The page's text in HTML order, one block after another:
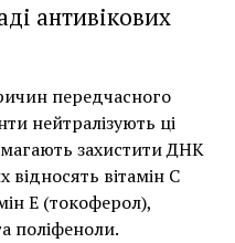
антивікових
передчасного
нейтралізують ці
захистити ДНК
вітамін С
Е (токоферол),
поліфеноли.